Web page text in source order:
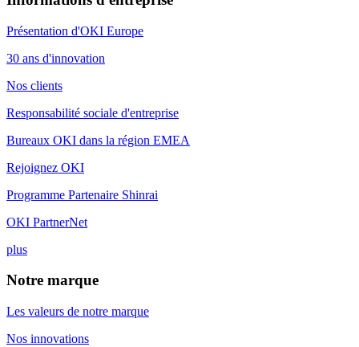
Présentation d'OKI Europe
30 ans d'innovation
Nos clients
Responsabilité sociale d'entreprise
Bureaux OKI dans la région EMEA
Rejoignez OKI
Programme Partenaire Shinrai
OKI PartnerNet
plus
Notre marque
Les valeurs de notre marque
Nos innovations